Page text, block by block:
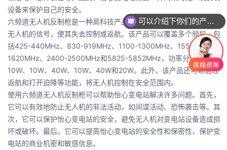
设备来保护自己的安全。
六频道无人机反制枪是一种高科技产品，它可以通过发射电磁波干扰
无人机的信号，使其失去控制或返航。该产品可以覆盖多个频段，包
括425-440MHz、830-919MHz、1100-1300MHz、1555-
1620MHz、2400-2500MHz和5825-5852MHz，功率分别为
10W、10W、40W、10W、40W和20W。此外，该产品还可以通过
返航和打开迫降等功能，将无人机控制在安全范围内。
使用六频道无人机反制枪可以帮助怡心变电站解决许多问题。首先，
它可以有效地防止无人机的非法活动，如间谍活动、恐怖袭击等。其
次，它可以保护怡心变电站的安全，避免无人机对变电站设备造成损
坏或破坏。最后，它可以提高怡心变电站的安全性和保密性，保护变
电站的商业机密和敏感信息。
可以介绍下你们的产品么